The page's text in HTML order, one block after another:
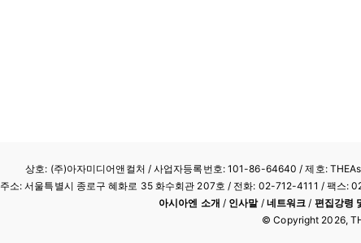
상호: (주)아자미디어앤컬처 /사업자등록번호: 101-86-64640 / 제호:
주소: 서울특별시 종로구 혜화로 35 화수회관 207호 / 전화: 02-712-4111 / 팩스:
아시아엔 소개 / 인사말/ 네트워크 / 편집강령
© Copyright 2026,